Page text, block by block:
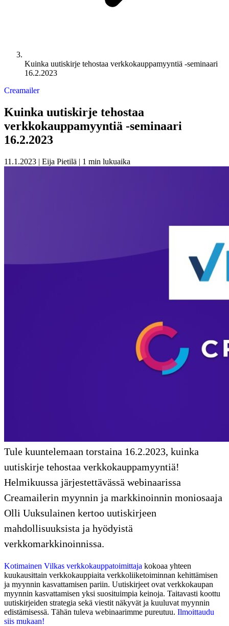
Kuinka uutiskirje tehostaa verkkokauppamyyntiä -seminaari
16.2.2023
Creamailer
Kuinka uutiskirje tehostaa
verkkokauppamyyntiä -seminaari
16.2.2023
11.1.2023 | Eija Pietilä | 1 min lukuaika
Tule kuuntelemaan torstaina 16.2.2023, kuinka
uutiskirje tehostaa verkkokauppamyyntiä!
Helmikuussa järjestettävässä webinaarissa
Creamailerin myynnin ja markkinoinnin moniosaaja
Olli Uuksulainen kertoo uutiskirjeen
mahdollisuuksista ja hyödyistä
verkkomarkkinoinnissa.
Kotimainen Vilkas verkkokauppatoimittaja kokoaa yhteen
kuukausittain verkkokauppiaita verkkoliiketoiminnan kehittämisen
ja myynnin kasvattamisen pariin. Uutiskirjeet ovat verkkokaupan
myynnin kasvattamisen yksi suosituimpia keinoja. Taitavasti koottu
uutiskirjeiden strategia sekä viestit näkyvät ja kuuluvat myynnin
edistämisessä. Tähän tuleva webinaarimme pureutuu. Ilmoittaudu
siis mukaan!